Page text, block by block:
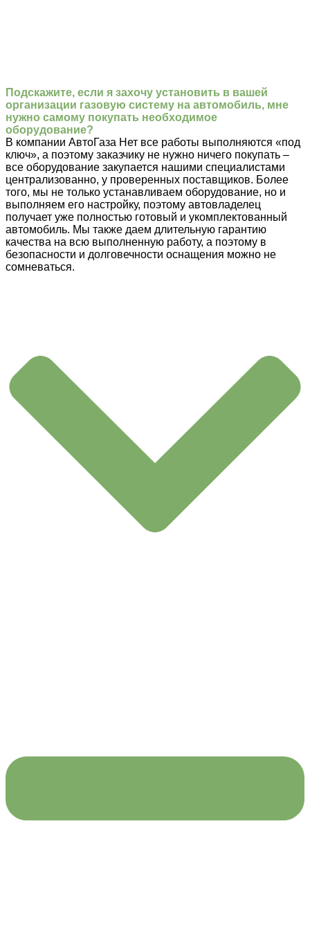
Подскажите, если я захочу установить в вашей
организации газовую систему на автомобиль, мне
нужно самому покупать необходимое
оборудование?
В компании АвтоГаза Нет все работы выполняются «под
ключ», а поэтому заказчику не нужно ничего покупать –
все оборудование закупается нашими специалистами
централизованно, у проверенных поставщиков. Более
того, мы не только устанавливаем оборудование, но и
выполняем его настройку, поэтому автовладелец
получает уже полностью готовый и укомплектованный
автомобиль. Мы также даем длительную гарантию
качества на всю выполненную работу, а поэтому в
безопасности и долговечности оснащения можно не
сомневаться.